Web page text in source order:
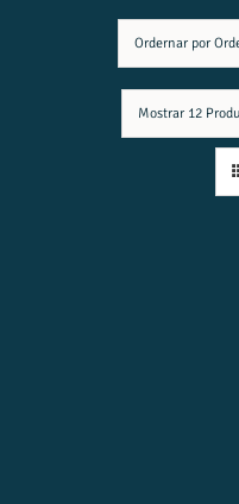
Ordernar por
Mostrar 12